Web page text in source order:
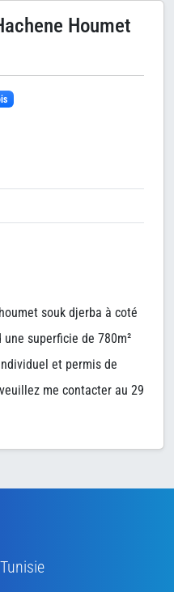
Houmet
souk djerba à coté
superficie de 780m²
et permis de
me contacter au 29